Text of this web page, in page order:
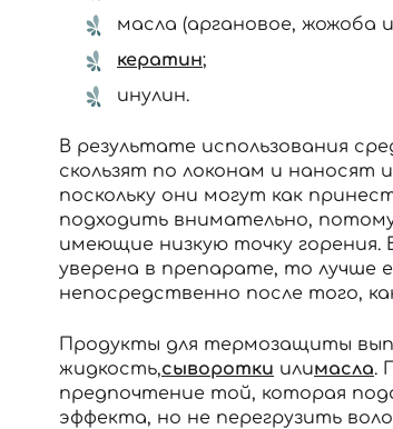
масла (аргановое, жожоба и
кератин;
инулин.
В результате использования
скользят по локонам и
поскольку они могут как
подходить внимательно,
имеющие низкую точку
уверена в препарате, то лучше
непосредственно после того,
Продукты для термозащиты
жидкость,сыворотки илимасла.
предпочтение той, которая
эффекта, но не перегрузить
Вы еще не
Вход
Номер телефона
Отправляя форму для
принимаете условия